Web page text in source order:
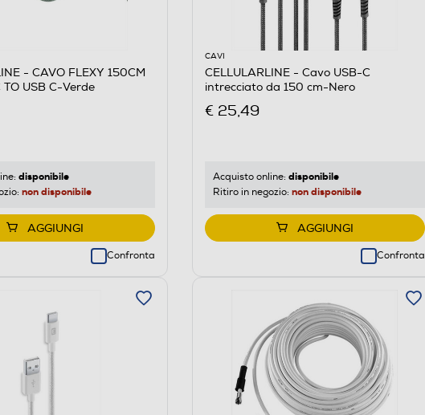
- CAVO FLEXY 150CM
USB C-Verde
disponibile
non disponibile
AGGIUNGI
Confronta
CAVI
CELLULARLINE - Cavo USB-C
intrecciato da 150 cm-Nero
€ 25,49
Acquisto online: disponibile
Ritiro in negozio: non disponibile
AGGIUNGI
Confronta